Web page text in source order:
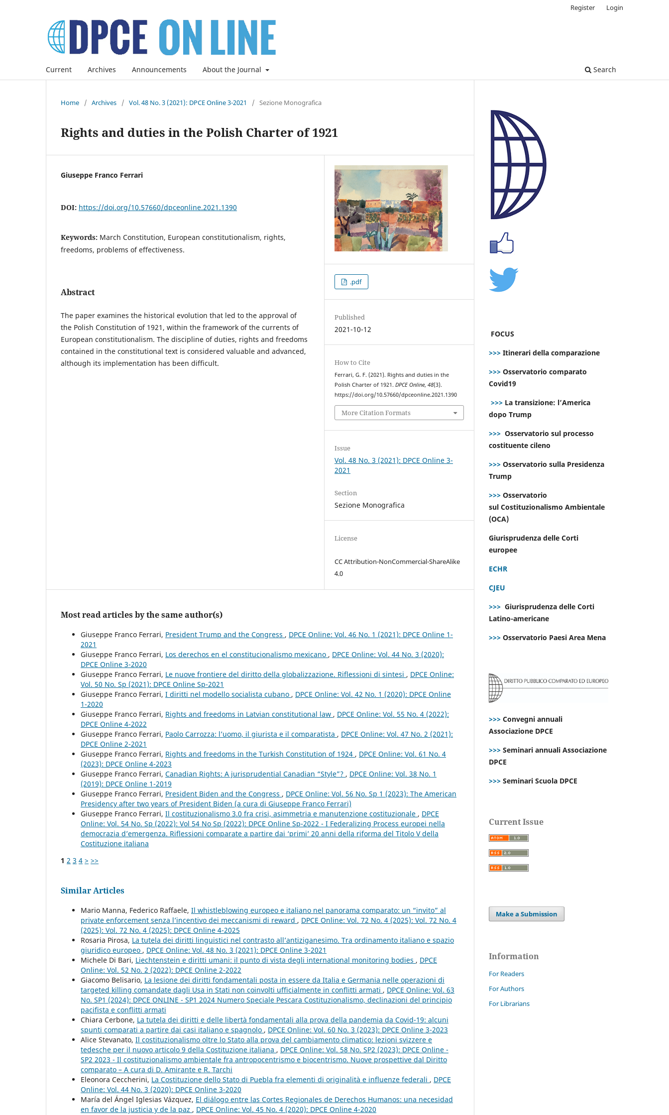
Current Archives Announcements About the Journal Search
Register Login
Home / Archives / Vol. 48 No. 3 (2021): DPCE Online 3-2021 / Sezione Monografica
Rights and duties in the Polish Charter of 1921
Giuseppe Franco Ferrari
DOI: https://doi.org/10.57660/dpceonline.2021.1390
Keywords: March Constitution, European constitutionalism, rights,
freedoms, problems of effectiveness.
Abstract
The paper examines the historical evolution that led to the approval of
the Polish Constitution of 1921, within the framework of the currents of
European constitutionalism. The discipline of duties, rights and freedoms
contained in the constitutional text is considered valuable and advanced,
although its implementation has been difficult.
.pdf
Published
2021-10-12
How to Cite
Ferrari, G. F. (2021). Rights and duties in the
Polish Charter of 1921.DPCE Online,48(3).
https://doi.org/10.57660/dpceonline.2021.1390
More Citation Formats
Issue
Vol. 48 No. 3 (2021): DPCE Online 3-
2021
Section
Sezione Monografica
License
CC Attribution-NonCommercial-ShareAlike
4.0
Most read articles by the same author(s)
Giuseppe Franco Ferrari, President Trump and the Congress , DPCE Online: Vol. 46 No. 1 (2021): DPCE Online 1-
2021
Giuseppe Franco Ferrari, Los derechos en el constitucionalismo mexicano , DPCE Online: Vol. 44 No. 3 (2020):
DPCE Online 3-2020
Giuseppe Franco Ferrari, Le nuove frontiere del diritto della globalizzazione. Riflessioni di sintesi , DPCE Online:
Vol. 50 No. Sp (2021): DPCE Online Sp-2021
Giuseppe Franco Ferrari, I diritti nel modello socialista cubano , DPCE Online: Vol. 42 No. 1 (2020): DPCE Online
1-2020
Giuseppe Franco Ferrari, Rights and freedoms in Latvian constitutional law , DPCE Online: Vol. 55 No. 4 (2022):
DPCE Online 4-2022
Giuseppe Franco Ferrari, Paolo Carrozza: l’uomo, il giurista e il comparatista , DPCE Online: Vol. 47 No. 2 (2021):
DPCE Online 2-2021
Giuseppe Franco Ferrari, Rights and freedoms in the Turkish Constitution of 1924 , DPCE Online: Vol. 61 No. 4
(2023): DPCE Online 4-2023
Giuseppe Franco Ferrari, Canadian Rights: A jurisprudential Canadian “Style”? , DPCE Online: Vol. 38 No. 1
(2019): DPCE Online 1-2019
Giuseppe Franco Ferrari, President Biden and the Congress , DPCE Online: Vol. 56 No. Sp 1 (2023): The American
Presidency after two years of President Biden (a cura di Giuseppe Franco Ferrari)
Giuseppe Franco Ferrari, Il costituzionalismo 3.0 fra crisi, asimmetria e manutenzione costituzionale , DPCE
Online: Vol. 54 No. Sp (2022): Vol 54 No Sp (2022): DPCE Online Sp-2022 - I Federalizing Process europei nella
democrazia d’emergenza. Riflessioni comparate a partire dai ‘primi’ 20 anni della riforma del Titolo V della
Costituzione italiana
1 2 3 4 > >>
Similar Articles
Mario Manna, Federico Raffaele, Il whistleblowing europeo e italiano nel panorama comparato: un “invito” al
private enforcement senza l’incentivo dei meccanismi di reward , DPCE Online: Vol. 72 No. 4 (2025): Vol. 72 No. 4
(2025): Vol. 72 No. 4 (2025): DPCE Online 4-2025
Rosaria Pirosa, La tutela dei diritti linguistici nel contrasto all’antiziganesimo. Tra ordinamento italiano e spazio
giuridico europeo , DPCE Online: Vol. 48 No. 3 (2021): DPCE Online 3-2021
Michele Di Bari, Liechtenstein e diritti umani: il punto di vista degli international monitoring bodies , DPCE
Online: Vol. 52 No. 2 (2022): DPCE Online 2-2022
Giacomo Belisario, La lesione dei diritti fondamentali posta in essere da Italia e Germania nelle operazioni di
targeted killing comandate dagli Usa in Stati non coinvolti ufficialmente in conflitti armati , DPCE Online: Vol. 63
No. SP1 (2024): DPCE ONLINE - SP1 2024 Numero Speciale Pescara Costituzionalismo, declinazioni del principio
pacifista e conflitti armati
Chiara Cerbone, La tutela dei diritti e delle libertà fondamentali alla prova della pandemia da Covid-19: alcuni
spunti comparati a partire dai casi italiano e spagnolo , DPCE Online: Vol. 60 No. 3 (2023): DPCE Online 3-2023
Alice Stevanato, Il costituzionalismo oltre lo Stato alla prova del cambiamento climatico: lezioni svizzere e
tedesche per il nuovo articolo 9 della Costituzione italiana , DPCE Online: Vol. 58 No. SP2 (2023): DPCE Online -
SP2 2023 - Il costituzionalismo ambientale fra antropocentrismo e biocentrismo. Nuove prospettive dal Diritto
comparato – A cura di D. Amirante e R. Tarchi
Eleonora Ceccherini, La Costituzione dello Stato di Puebla fra elementi di originalità e influenze federali , DPCE
Online: Vol. 44 No. 3 (2020): DPCE Online 3-2020
María del Ángel Iglesias Vázquez, El diálogo entre las Cortes Regionales de Derechos Humanos: una necesidad
en favor de la justicia y de la paz , DPCE Online: Vol. 45 No. 4 (2020): DPCE Online 4-2020
FOCUS
>>> Itinerari della comparazione
>>> Osservatorio comparato
Covid19
>>> La transizione: l’America
dopo Trump
>>> Osservatorio sul processo
costituente cileno
>>> Osservatorio sulla Presidenza
Trump
>>> Osservatorio
sul Costituzionalismo Ambientale
(OCA)
Giurisprudenza delle Corti
europee
ECHR
CJEU
>>> Giurisprudenza delle Corti
Latino-americane
>>> Osservatorio Paesi Area Mena
>>> Convegni annuali
Associazione DPCE
>>> Seminari annuali Associazione
DPCE
>>> Seminari Scuola DPCE
Current Issue
Make a Submission
Information
For Readers
For Authors
For Librarians